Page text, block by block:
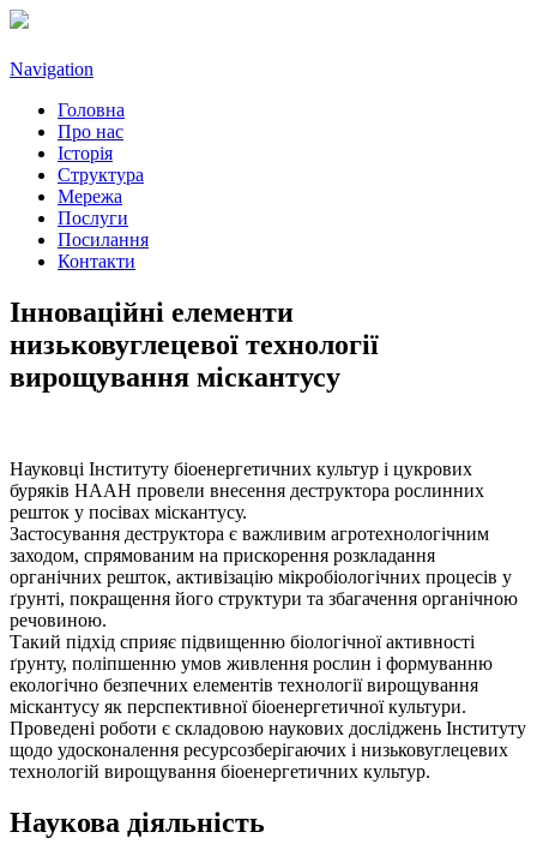
Navigation
Головна
Про нас
Історія
Структура
Мережа
Послуги
Посилання
Контакти
Інноваційні елементи
низьковуглецевої технології
вирощування міскантусу
Науковці Інституту біоенергетичних культур і цукрових
буряків НААН провели внесення деструктора рослинних
решток у посівах міскантусу.
Застосування деструктора є важливим агротехнологічним
заходом, спрямованим на прискорення розкладання
органічних решток, активізацію мікробіологічних процесів у
ґрунті, покращення його структури та збагачення органічною
речовиною.
Такий підхід сприяє підвищенню біологічної активності
ґрунту, поліпшенню умов живлення рослин і формуванню
екологічно безпечних елементів технології вирощування
міскантусу як перспективної біоенергетичної культури.
Проведені роботи є складовою наукових досліджень Інституту
щодо удосконалення ресурсозберігаючих і низьковуглецевих
технологій вирощування біоенергетичних культур.
Наукова діяльність